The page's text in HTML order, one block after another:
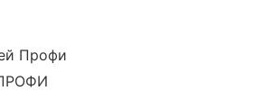
Профи